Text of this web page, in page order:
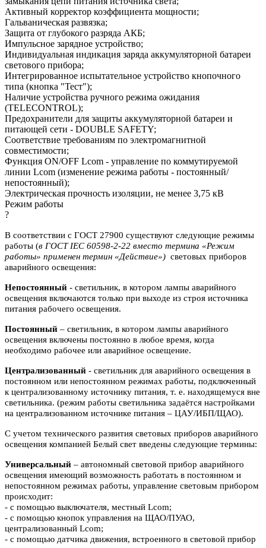
Активный корректор коэффициента мощности;
Гальваническая развязка;
Защита от глубокого разряда АКБ;
Импульсное зарядное устройство;
Индивидуальная индикация заряда аккумуляторной батареи
светового прибора;
Интегрированное испытательное устройство кнопочного
типа (кнопка "Тест");
Наличие устройства ручного режима ожидания
(TELECONTROL);
Предохранители для защиты аккумуляторной батареи и
питающей сети - DOUBLE SAFETY;
Соответствие требованиям по электромагнитной
совместимости;
Функция ON/OFF Lcom - управление по коммутируемой
линии Lcom (изменение режима работы - постоянный/
непостоянный);
Электрическая прочность изоляции, не менее 3,75 кВ
Режим работы
?
В соответствии с ГОСТ 27900 существуют следующие режимы
работы (в ГОСТ IEC 60598-2-22 вместо термина «Режим
работы» применен термин «Действие») световых приборов
аварийного освещения:
Непостоянный - светильник, в котором лампы аварийного
освещения включаются только при выходе из строя источника
питания рабочего освещения.
Постоянный – светильник, в котором лампы аварийного
освещения включены постоянно в любое время, когда
необходимо рабочее или аварийное освещение.
Централизованный - светильник для аварийного освещения в
постоянном или непостоянном режимах работы, подключенный
к централизованному источнику питания, т. е. находящемуся вне
светильника. (режим работы светильника задаётся настройками
на централизованном источнике питания – ЦАУ/ИБП/ЩАО).
С учетом технического развития световых приборов аварийного
освещения компанией Белый свет введены следующие термины:
Универсальный – автономный световой прибор аварийного
освещения имеющий возможность работать в постоянном и
непостоянном режимах работы, управление световым прибором
происходит:
- с помощью выключателя, местный Lcom;
- с помощью кнопок управления на ЩАО/ПУАО,
централизованный Lcom;
- с помощью датчика движения, встроенного в световой прибор